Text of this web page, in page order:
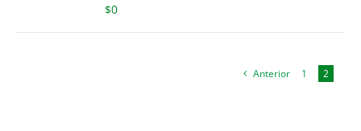
$0
Anterior 1 2